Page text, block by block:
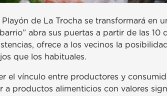
Playón de La Trocha se transformará en
abra sus puertas a partir de las 10
ofrece a los vecinos la
que los habituales.
el vínculo entre productores y
a productos alimenticios con valores